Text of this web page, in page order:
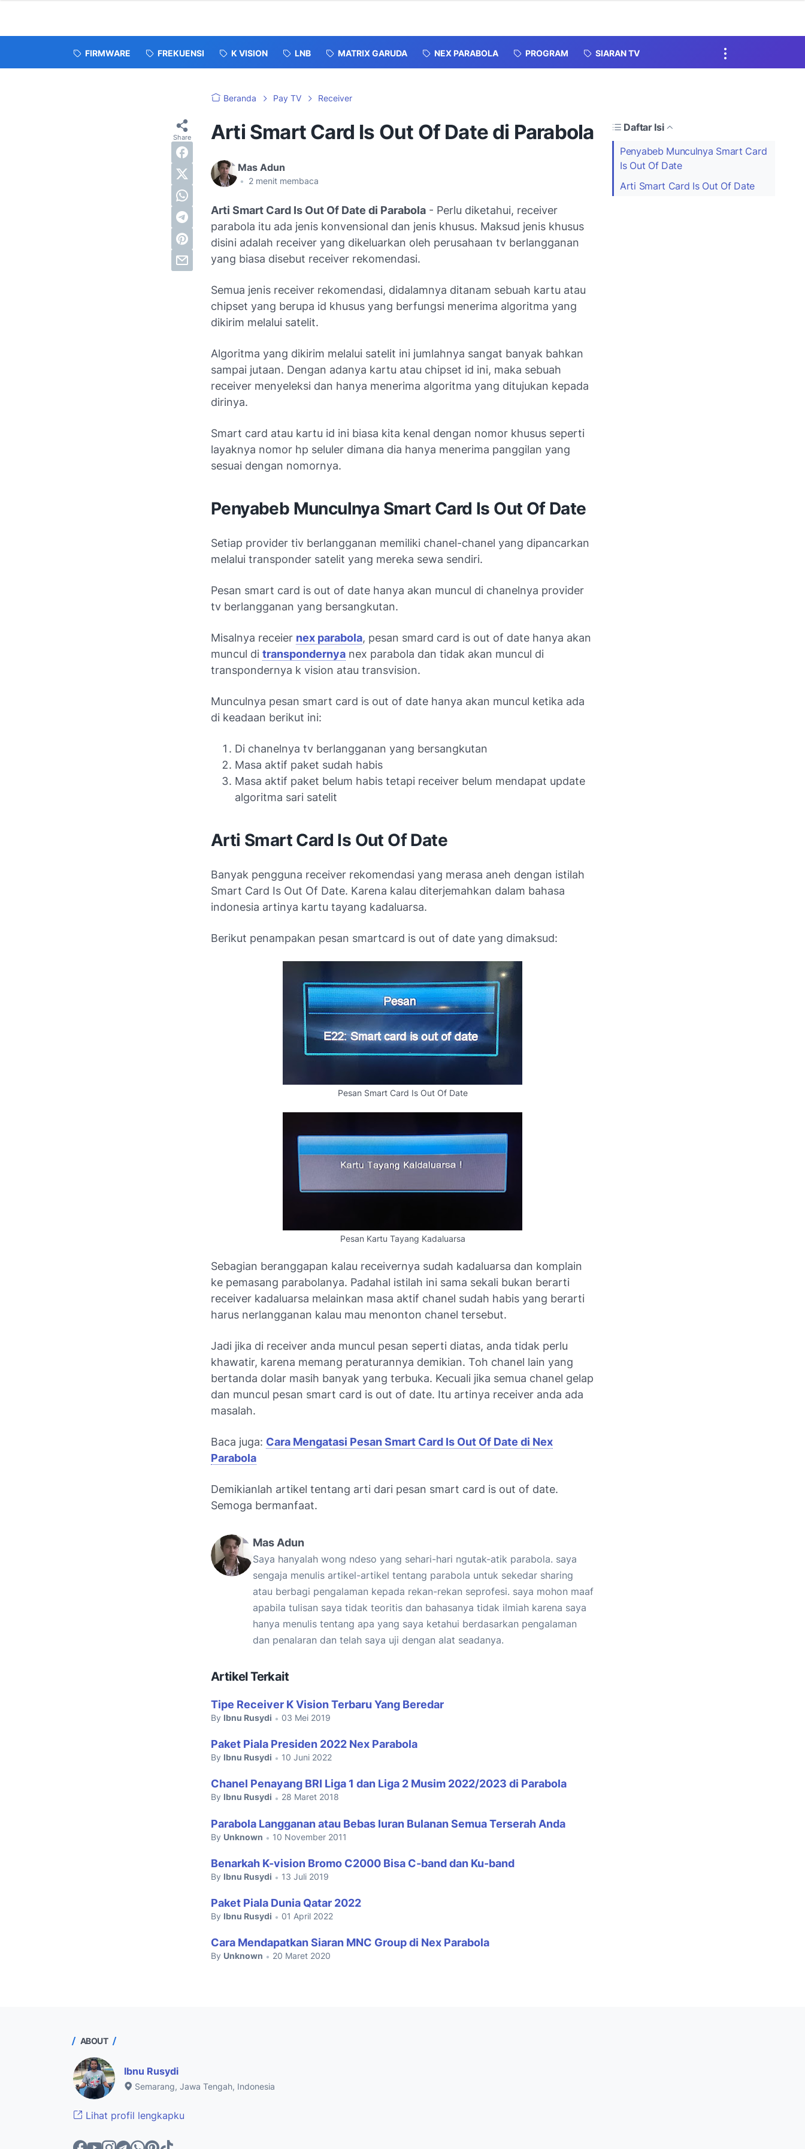
FIRMWARE FREKUENSI K VISION LNB MATRIX GARUDA NEX PARABOLA PROGRAM SIARAN TV
Beranda Pay TV Receiver
Arti Smart Card Is Out Of Date di Parabola
Mas Adun
• 2 menit membaca
Daftar Isi
Penyabeb Munculnya Smart Card
Is Out Of Date
Arti Smart Card Is Out Of Date
Arti Smart Card Is Out Of Date di Parabola - Perlu diketahui, receiver
parabola itu ada jenis konvensional dan jenis khusus. Maksud jenis khusus
disini adalah receiver yang dikeluarkan oleh perusahaan tv berlangganan
yang biasa disebut receiver rekomendasi.
Semua jenis receiver rekomendasi, didalamnya ditanam sebuah kartu atau
chipset yang berupa id khusus yang berfungsi menerima algoritma yang
dikirim melalui satelit.
Algoritma yang dikirim melalui satelit ini jumlahnya sangat banyak bahkan
sampai jutaan. Dengan adanya kartu atau chipset id ini, maka sebuah
receiver menyeleksi dan hanya menerima algoritma yang ditujukan kepada
dirinya.
Smart card atau kartu id ini biasa kita kenal dengan nomor khusus seperti
layaknya nomor hp seluler dimana dia hanya menerima panggilan yang
sesuai dengan nomornya.
Penyabeb Munculnya Smart Card Is Out Of Date
Setiap provider tiv berlangganan memiliki chanel-chanel yang dipancarkan
melalui transponder satelit yang mereka sewa sendiri.
Pesan smart card is out of date hanya akan muncul di chanelnya provider
tv berlangganan yang bersangkutan.
Misalnya receier nex parabola, pesan smard card is out of date hanya akan
muncul di transpondernya nex parabola dan tidak akan muncul di
transpondernya k vision atau transvision.
Munculnya pesan smart card is out of date hanya akan muncul ketika ada
di keadaan berikut ini:
Di chanelnya tv berlangganan yang bersangkutan
Masa aktif paket sudah habis
Masa aktif paket belum habis tetapi receiver belum mendapat update
algoritma sari satelit
Arti Smart Card Is Out Of Date
Banyak pengguna receiver rekomendasi yang merasa aneh dengan istilah
Smart Card Is Out Of Date. Karena kalau diterjemahkan dalam bahasa
indonesia artinya kartu tayang kadaluarsa.
Berikut penampakan pesan smartcard is out of date yang dimaksud:
Pesan Smart Card Is Out Of Date
Pesan Kartu Tayang Kadaluarsa
Sebagian beranggapan kalau receivernya sudah kadaluarsa dan komplain
ke pemasang parabolanya. Padahal istilah ini sama sekali bukan berarti
receiver kadaluarsa melainkan masa aktif chanel sudah habis yang berarti
harus nerlangganan kalau mau menonton chanel tersebut.
Jadi jika di receiver anda muncul pesan seperti diatas, anda tidak perlu
khawatir, karena memang peraturannya demikian. Toh chanel lain yang
bertanda dolar masih banyak yang terbuka. Kecuali jika semua chanel gelap
dan muncul pesan smart card is out of date. Itu artinya receiver anda ada
masalah.
Baca juga: Cara Mengatasi Pesan Smart Card Is Out Of Date di Nex
Parabola
Demikianlah artikel tentang arti dari pesan smart card is out of date.
Semoga bermanfaat.
Mas Adun
Saya hanyalah wong ndeso yang sehari-hari ngutak-atik parabola. saya
sengaja menulis artikel-artikel tentang parabola untuk sekedar sharing
atau berbagi pengalaman kepada rekan-rekan seprofesi. saya mohon maaf
apabila tulisan saya tidak teoritis dan bahasanya tidak ilmiah karena saya
hanya menulis tentang apa yang saya ketahui berdasarkan pengalaman
dan penalaran dan telah saya uji dengan alat seadanya.
Artikel Terkait
Tipe Receiver K Vision Terbaru Yang Beredar
By Ibnu Rusydi • 03 Mei 2019
Paket Piala Presiden 2022 Nex Parabola
By Ibnu Rusydi • 10 Juni 2022
Chanel Penayang BRI Liga 1 dan Liga 2 Musim 2022/2023 di Parabola
By Ibnu Rusydi • 28 Maret 2018
Parabola Langganan atau Bebas Iuran Bulanan Semua Terserah Anda
By Unknown • 10 November 2011
Benarkah K-vision Bromo C2000 Bisa C-band dan Ku-band
By Ibnu Rusydi • 13 Juli 2019
Paket Piala Dunia Qatar 2022
By Ibnu Rusydi • 01 April 2022
Cara Mendapatkan Siaran MNC Group di Nex Parabola
By Unknown • 20 Maret 2020
ABOUT
Ibnu Rusydi
Semarang, Jawa Tengah, Indonesia
Lihat profil lengkapku